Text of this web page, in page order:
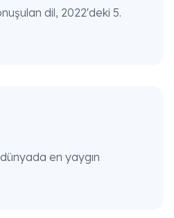
dil, 2022'deki 5.
en yaygın